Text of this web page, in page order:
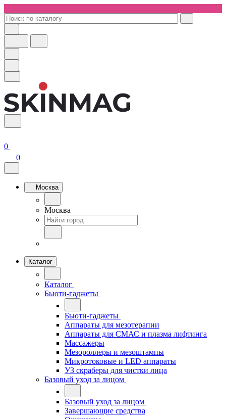
0
0
Москва
Москва
Каталог
Каталог
Бьюти-гаджеты
Бьюти-гаджеты
Аппараты для мезотерапии
Аппараты для СМАС и плазма лифтинга
Массажеры
Мезороллеры и мезоштампы
Микротоковые и LED аппараты
УЗ скраберы для чистки лица
Базовый уход за лицом
Базовый уход за лицом
Завершающие средства